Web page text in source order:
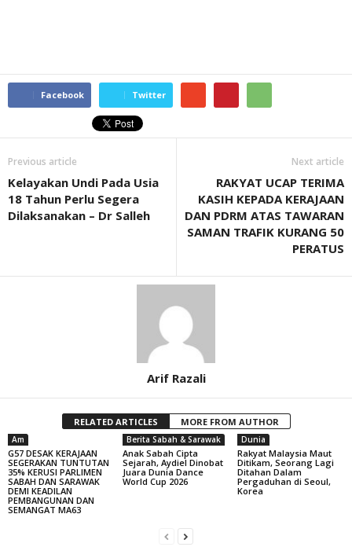
Facebook Twitter
Previous article
Kelayakan Undi Pada Usia
18 Tahun Perlu Segera
Dilaksanakan – Dr Salleh
Next article
RAKYAT UCAP TERIMA
KASIH KEPADA KERAJAAN
DAN PDRM ATAS TAWARAN
SAMAN TRAFIK KURANG 50
PERATUS
Arif Razali
RELATED ARTICLES MORE FROM AUTHOR
Am
G57 DESAK KERAJAAN
SEGERAKAN TUNTUTAN
35% KERUSI PARLIMEN
SABAH DAN SARAWAK
DEMI KEADILAN
PEMBANGUNAN DAN
SEMANGAT MA63
Berita Sabah & Sarawak
Anak Sabah Cipta
Sejarah, Aydiel Dinobat
Juara Dunia Dance
World Cup 2026
Dunia
Rakyat Malaysia Maut
Ditikam, Seorang Lagi
Ditahan Dalam
Pergaduhan di Seoul,
Korea